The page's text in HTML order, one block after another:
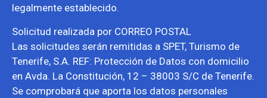
legalmente establecido.
Solicitud realizada por CORREO POSTAL
Las solicitudes serán remitidas a SPET, Turismo de
Tenerife, S.A. REF: Protección de Datos con domicilio
en Avda. La Constitución, 12 – 38003 S/C de Tenerife.
Se comprobará que aporta los datos personales